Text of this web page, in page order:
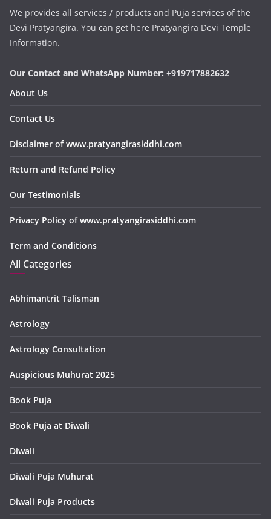
We provides all services / products and Puja services of the
Devi Pratyangira. You can get here Pratyangira Devi Temple
Information.
Our Contact and WhatsApp Number: +919717882632
About Us
Contact Us
Disclaimer of www.pratyangirasiddhi.com
Return and Refund Policy
Our Testimonials
Privacy Policy of www.pratyangirasiddhi.com
Term and Conditions
All Categories
Abhimantrit Talisman
Astrology
Astrology Consultation
Auspicious Muhurat 2025
Book Puja
Book Puja at Diwali
Diwali
Diwali Puja Muhurat
Diwali Puja Products